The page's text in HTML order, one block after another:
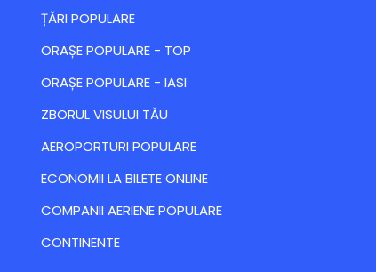
ȚĂRI POPULARE
ORAȘE POPULARE - TOP
ORAȘE POPULARE - IASI
ZBORUL VISULUI TĂU
AEROPORTURI POPULARE
ECONOMII LA BILETE ONLINE
COMPANII AERIENE POPULARE
CONTINENTE